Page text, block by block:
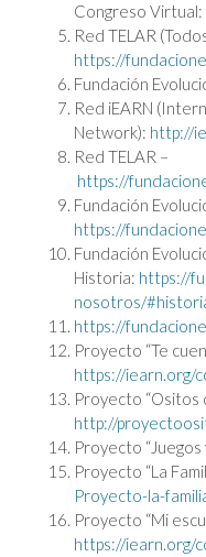
Congreso
Red TELAR
https://
Fundación
Red iEARN
Network): http://
Red TELAR –
https://
Fundación
https://
Fundación
Historia: https://
nosotros/
https://
Proyecto “Te
https://iearn.org/
Proyecto “Ositos
http://
Proyecto “Juegos
Proyecto “La
Proyecto-la-
Proyecto “Mi
https://iearn.org/